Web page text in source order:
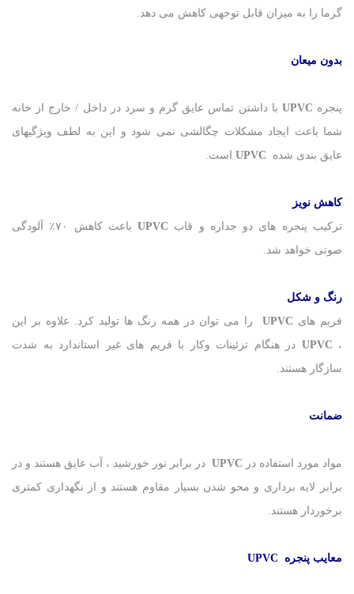
گرما را به میزان قابل توجهی کاهش می دهد.
بدون میعان
پنجره UPVC با داشتن تماس عایق گرم و سرد در داخل / خارج از خانه
شما باعث ایجاد مشکلات چگالشی نمی شود و این به لطف ویژگیهای
عایق بندی شده
UPVC است.
کاهش نویز
ترکیب پنجره های دو جداره و قاب UPVC
باعث کاهش ۷۰٪ آلودگی
صوتی خواهد شد.
رنگ و شکل
فریم های UPVC را می توان در همه رنگ ها تولید کرد. علاوه بر این
، UPVC در هنگام تزئینات وکار با فریم های غیر استاندارد به شدت
سازگار هستند.
ضمانت
مواد مورد استفاده در UPVC در برابر نور خورشید ، آب عایق هستند و در
برابر لایه برداری و محو شدن بسیار مقاوم هستند و از نگهداری کمتری
برخوردار هستند.
معایب پنجره UPVC